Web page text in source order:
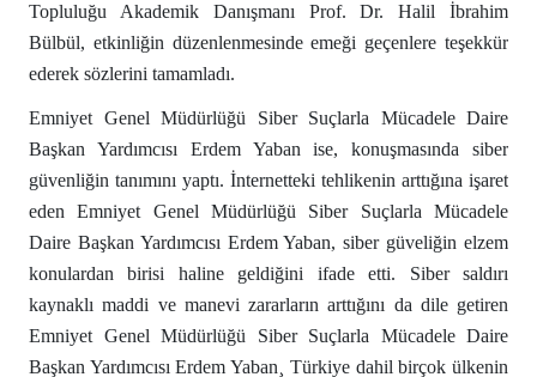
Topluluğu Akademik Danışmanı Prof. Dr. Halil İbrahim
Bülbül, etkinliğin düzenlenmesinde emeği geçenlere teşekkür
ederek sözlerini tamamladı.
Emniyet Genel Müdürlüğü Siber Suçlarla Mücadele Daire
Başkan Yardımcısı Erdem Yaban ise, konuşmasında siber
güvenliğin tanımını yaptı. İnternetteki tehlikenin arttığına işaret
eden Emniyet Genel Müdürlüğü Siber Suçlarla Mücadele
Daire Başkan Yardımcısı Erdem Yaban, siber güveliğin elzem
konulardan birisi haline geldiğini ifade etti. Siber saldırı
kaynaklı maddi ve manevi zararların arttığını da dile getiren
Emniyet Genel Müdürlüğü Siber Suçlarla Mücadele Daire
Başkan Yardımcısı Erdem Yaban¸ Türkiye dahil birçok ülkenin